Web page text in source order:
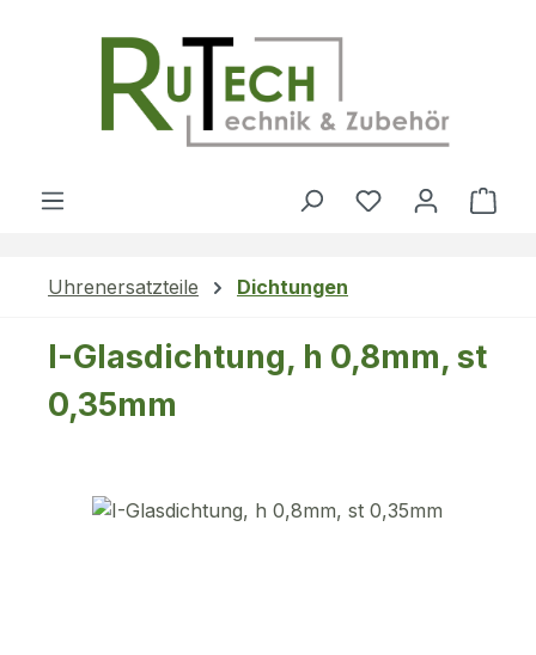
Du hast 0
Uhrenersatzteile Dichtungen
I-Glasdichtung, h 0,8mm, st
0,35mm
Bildergalerie überspringen